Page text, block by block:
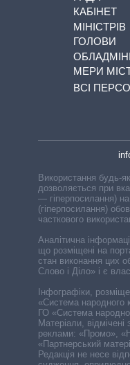
КАБІНЕТ
МІНІСТРІВ
ГОЛОВИ
МЕРИ
ВСІ
Використання будь-
дозволяється при
— гіперпосилання)
(гіперпосилання)
часткового
Аналітична
що розміщені на
стан виконання цих
Слово і Діло» і є
Інфографіки,
«Система народного
ГО «Система
Матеріали,
реклами: «Промо»,
«Партнерський
Редакція не несе